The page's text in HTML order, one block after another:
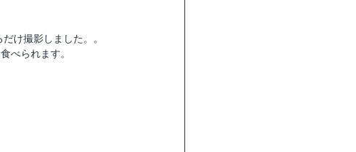
け撮影しました。。
べられます。